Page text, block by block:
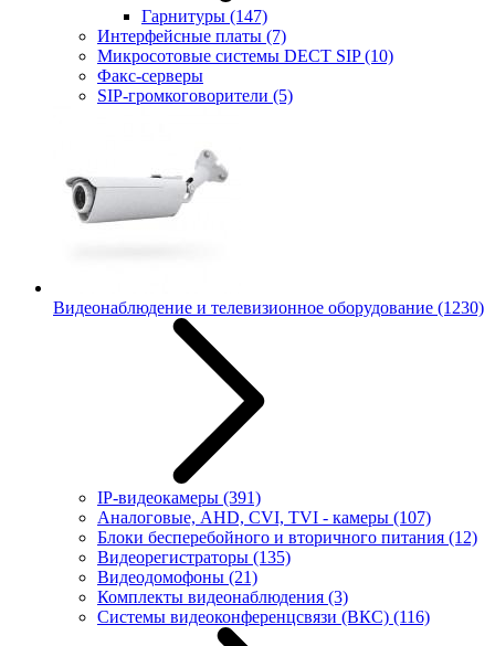
Гарнитуры (147)
Интерфейсные платы (7)
Микросотовые системы DECT SIP(10)
Факс-серверы
SIP-громкоговорители (5)
Видеонаблюдение и телевизионное оборудование (1230)
IP-видеокамеры (391)
Аналоговые, AHD, CVI, TVI - камеры (107)
Блоки бесперебойного и вторичного питания (12)
Видеорегистраторы (135)
Видеодомофоны (21)
Комплекты видеонаблюдения (3)
Системы видеоконференцсвязи (ВКС) (116)